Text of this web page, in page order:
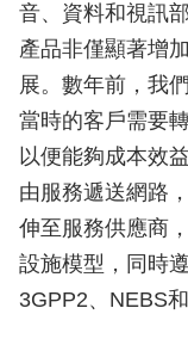
音、資料和視訊
產品非僅顯著增
展。數年前，我
當時的客戶需要
以便能夠成本效
由服務遞送網路
伸至服務供應商
設施模型，同時
3GPP2、NEBS和